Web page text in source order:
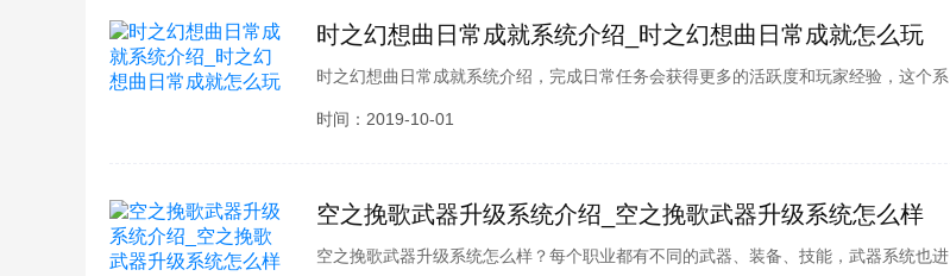
时之幻想曲日常成就系统介绍_时之幻想曲日常成就怎么玩
时之幻想曲日常成就系统介绍，完成日常任务会获得更多的活跃度和玩家经验，这个系
统很多玩家也都比较陌生，酷酷游戏小编为各位整理了时之幻想曲成就系统介绍，接下
时间：2019-10-01
空之挽歌武器升级系统介绍_空之挽歌武器升级系统怎么样
空之挽歌武器升级系统怎么样？每个职业都有不同的武器、装备、技能，武器系统也进